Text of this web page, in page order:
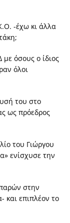
-έχω κι άλλα
όσους ο ίδιος
όλοι
του στο
ως πρόεδρος
του Γιώργου
ενίσχυσε την
στην
και επιπλέον το